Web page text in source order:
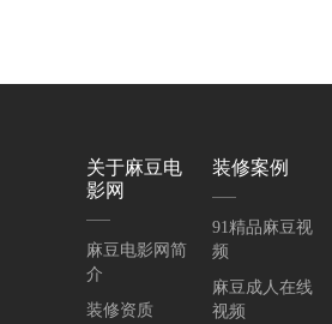
关于麻豆电
影网
麻豆电影网简
介
装修资质
装修案例
91精品麻豆视
频
麻豆成人在线
视频